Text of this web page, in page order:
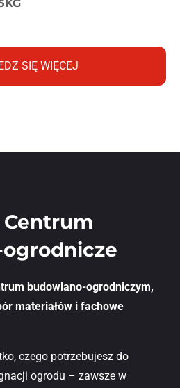
SIĘ WIĘCEJ
budowlano-ogrodniczym,
materiałów i fachowe
czego potrzebujesz do
ogrodu – zawsze w